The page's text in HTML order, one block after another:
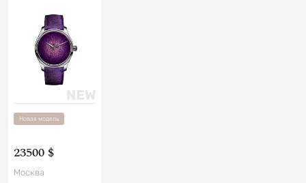
Новая модель
23500 $
Москва